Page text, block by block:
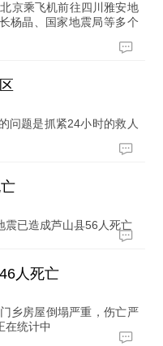
京乘飞机前往四川雅安地
杨晶、国家地震局等多个
问题是抓紧24小时的救人
震已造成芦山县56人死亡
人死亡
乡房屋倒塌严重，伤亡严
在统计中